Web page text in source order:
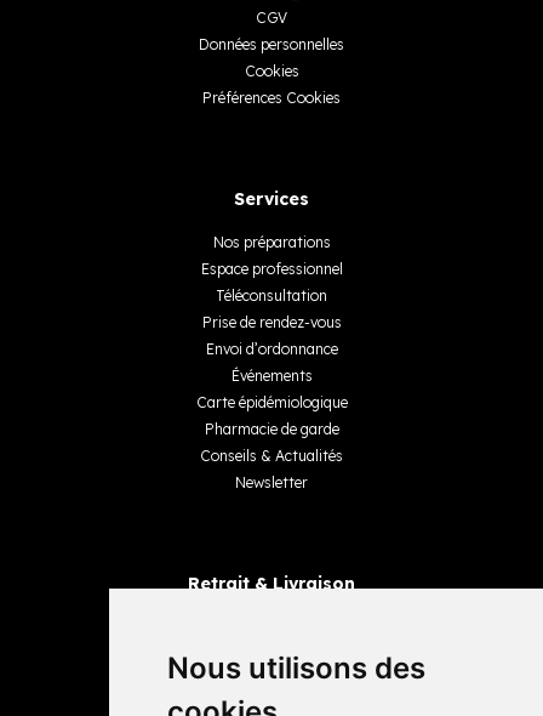
Nous utilisons des
CGV
Données personnelles
Cookies
Préférences Cookies
Services
Nos préparations
Espace professionnel
Téléconsultation
Prise de rendez-vous
Envoi d’ordonnance
Événements
Carte épidémiologique
Pharmacie de garde
Conseils & Actualités
Newsletter
Retrait & Livraison
Livraisons